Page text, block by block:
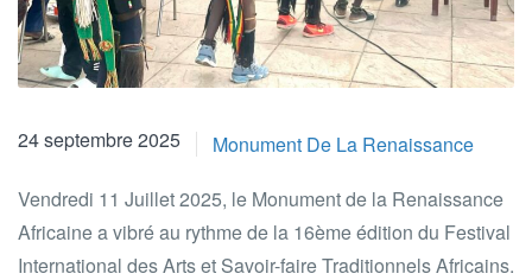
24 septembre 2025
Monument De La Renaissance
Vendredi 11 Juillet 2025, le Monument de la Renaissance
Africaine a vibré au rythme de la 16ème édition du Festival
International des Arts et Savoir-faire Traditionnels Africains.